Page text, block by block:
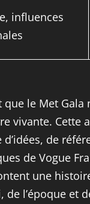
influences
le Met Gala
vivante. Cette
de
de Vogue
une
l’époque et